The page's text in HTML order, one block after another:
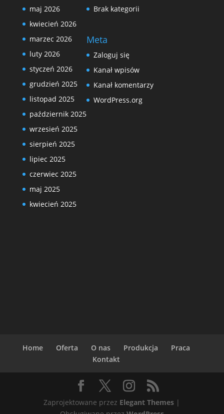
maj 2026
kwiecień 2026
marzec 2026
luty 2026
styczeń 2026
grudzień 2025
listopad 2025
październik 2025
wrzesień 2025
sierpień 2025
lipiec 2025
czerwiec 2025
maj 2025
kwiecień 2025
Brak kategorii
Meta
Zaloguj się
Kanał wpisów
Kanał komentarzy
WordPress.org
Home Oferta O nas Produkcja
Praca
Kontakt
Zaprojektowane przez Elegant Themes |